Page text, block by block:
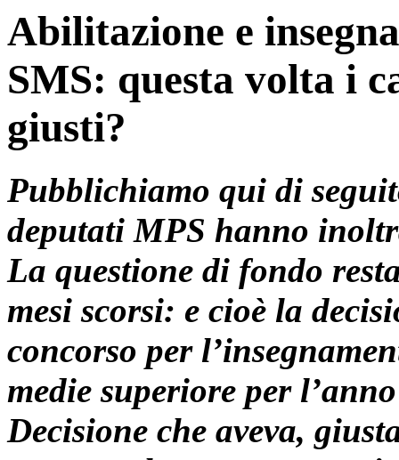
Abilitazione e
SMS: questa volta i
giusti?
Pubblichiamo qui di
deputati MPS hanno
La questione di fondo
mesi scorsi: e cioè la
concorso per
medie superiore per
Decisione che aveva,